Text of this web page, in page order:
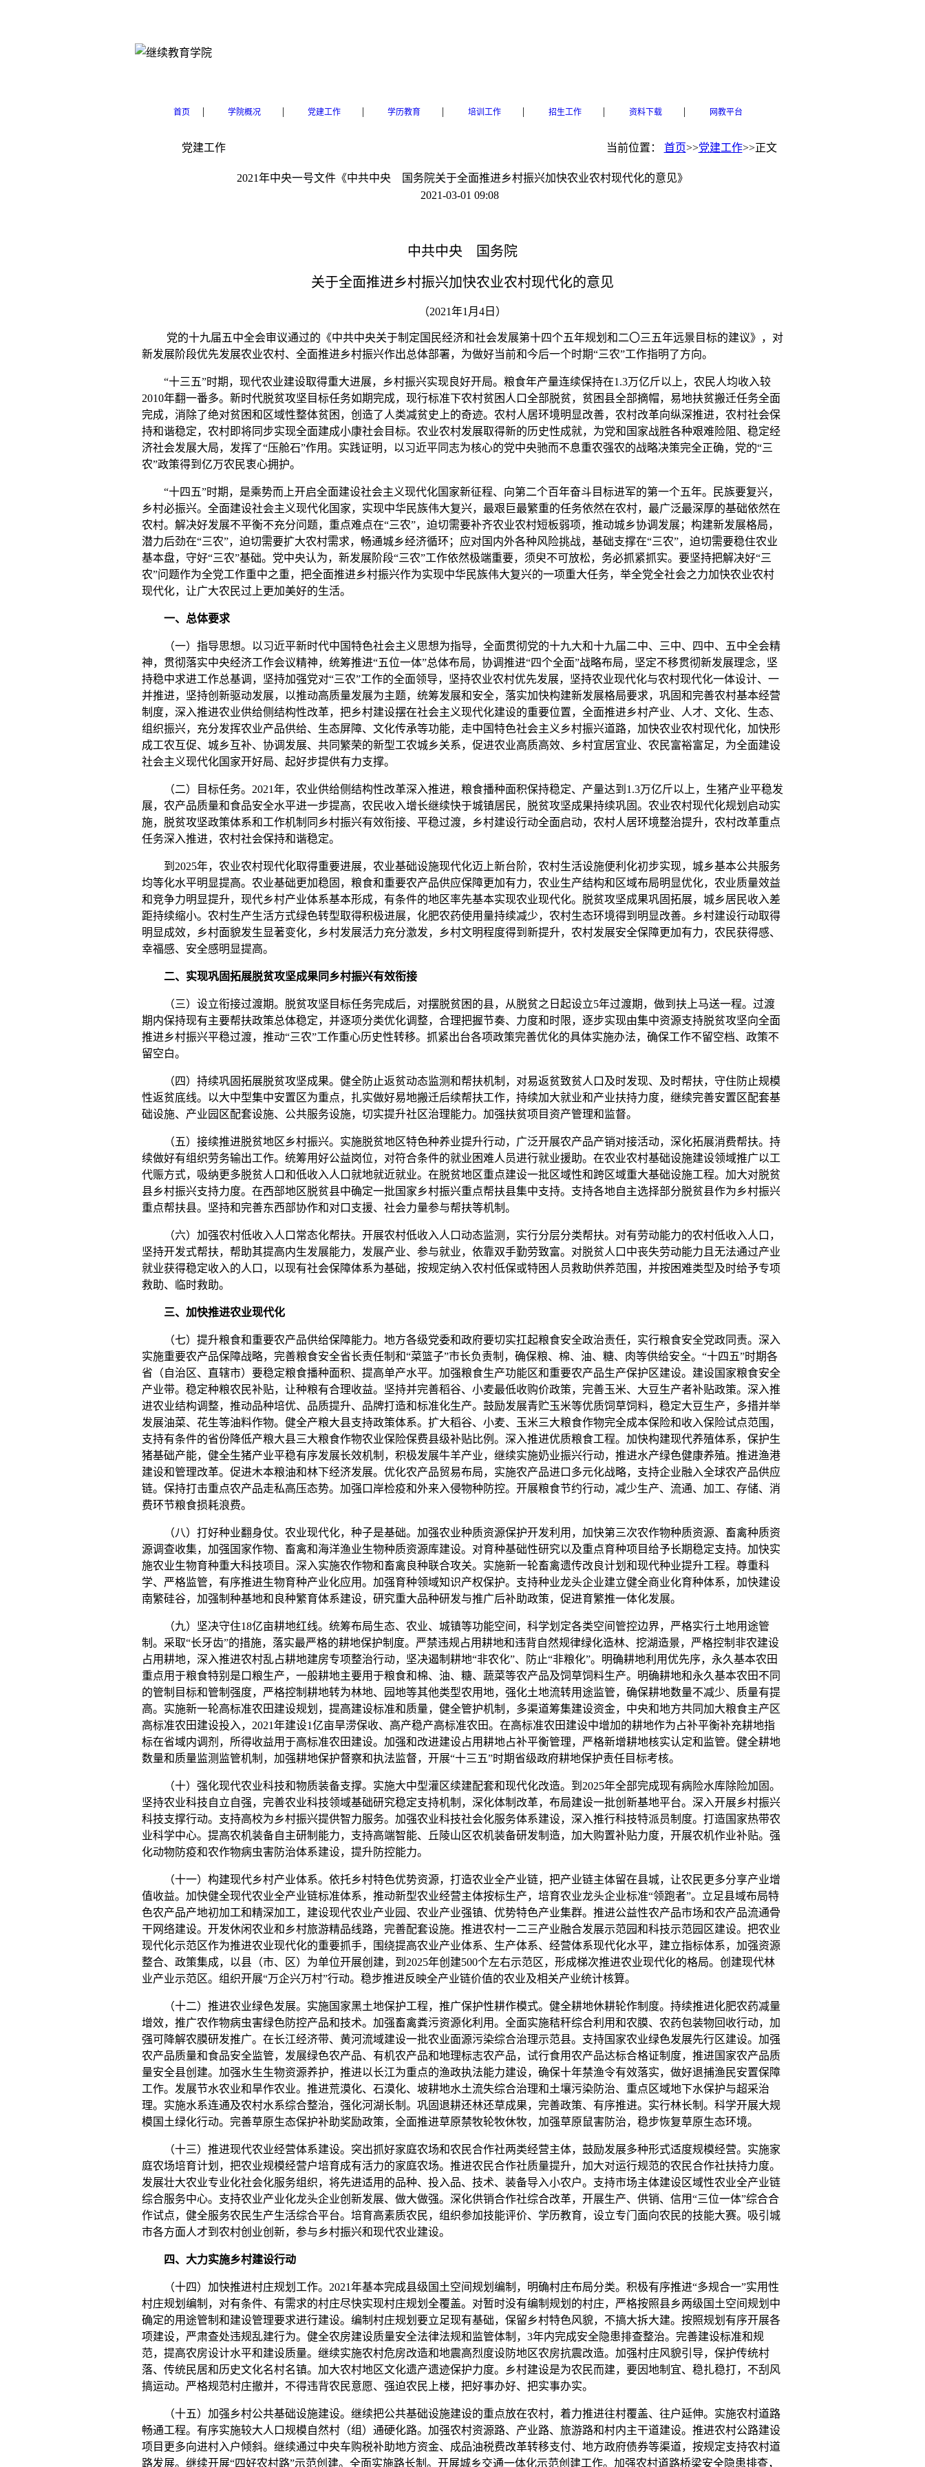
首页 | 学院概况 | 党建工作 | 学历教育 | 培训工作 | 招生工作 | 资料下载 | 网教平台
党建工作 当前位置： 首页>>党建工作>>正文
2021年中央一号文件《中共中央 国务院关于全面推进乡村振兴加快农业农村现代化的意见》
2021-03-01 09:08
中共中央 国务院
关于全面推进乡村振兴加快农业农村现代化的意见
（2021年1 月 4 日）
党的十九届五中全会审议通过的《中共中央关于制定国民经济和社会发展第十四个五年规划和二〇三五年远景目标的建议》，对
新发展阶段优先发展农业农村、全面推进乡村振兴作出总体部署，为做好当前和今后一个时期“三农”工作指明了方向。
“十三五”时期，现代农业建设取得重大进展，乡村振兴实现良好开局。粮食年产量连续保持在1.3万亿斤以上，农民人均收入较
2010年翻一番多。新时代脱贫攻坚目标任务如期完成，现行标准下农村贫困人口全部脱贫，贫困县全部摘帽，易地扶贫搬迁任务全面
完成，消除了绝对贫困和区域性整体贫困，创造了人类减贫史上的奇迹。农村人居环境明显改善，农村改革向纵深推进，农村社会保
持和谐稳定，农村即将同步实现全面建成小康社会目标。农业农村发展取得新的历史性成就，为党和国家战胜各种艰难险阻、稳定经
济社会发展大局，发挥了“压舱石”作用。实践证明，以习近平同志为核心的党中央驰而不息重农强农的战略决策完全正确，党的“三
农”政策得到亿万农民衷心拥护。
“十四五”时期，是乘势而上开启全面建设社会主义现代化国家新征程、向第二个百年奋斗目标进军的第一个五年。民族要复兴，
乡村必振兴。全面建设社会主义现代化国家，实现中华民族伟大复兴，最艰巨最繁重的任务依然在农村，最广泛最深厚的基础依然在
农村。解决好发展不平衡不充分问题，重点难点在“三农”，迫切需要补齐农业农村短板弱项，推动城乡协调发展；构建新发展格局，
潜力后劲在“三农”，迫切需要扩大农村需求，畅通城乡经济循环；应对国内外各种风险挑战，基础支撑在“三农”，迫切需要稳住农业
基本盘，守好“三农”基础。党中央认为，新发展阶段“三农”工作依然极端重要，须臾不可放松，务必抓紧抓实。要坚持把解决好“三
农”问题作为全党工作重中之重，把全面推进乡村振兴作为实现中华民族伟大复兴的一项重大任务，举全党全社会之力加快农业农村
现代化，让广大农民过上更加美好的生活。
一、总体要求
（一）指导思想。以习近平新时代中国特色社会主义思想为指导，全面贯彻党的十九大和十九届二中、三中、四中、五中全会精
神，贯彻落实中央经济工作会议精神，统筹推进“五位一体”总体布局，协调推进“四个全面”战略布局，坚定不移贯彻新发展理念，坚
持稳中求进工作总基调，坚持加强党对“三农”工作的全面领导，坚持农业农村优先发展，坚持农业现代化与农村现代化一体设计、一
并推进，坚持创新驱动发展，以推动高质量发展为主题，统筹发展和安全，落实加快构建新发展格局要求，巩固和完善农村基本经营
制度，深入推进农业供给侧结构性改革，把乡村建设摆在社会主义现代化建设的重要位置，全面推进乡村产业、人才、文化、生态、
组织振兴，充分发挥农业产品供给、生态屏障、文化传承等功能，走中国特色社会主义乡村振兴道路，加快农业农村现代化，加快形
成工农互促、城乡互补、协调发展、共同繁荣的新型工农城乡关系，促进农业高质高效、乡村宜居宜业、农民富裕富足，为全面建设
社会主义现代化国家开好局、起好步提供有力支撑。
（二）目标任务。 2021年，农业供给侧结构性改革深入推进，粮食播种面积保持稳定、产量达到 1.3万亿斤以上，生猪产业平稳发
展，农产品质量和食品安全水平进一步提高，农民收入增长继续快于城镇居民，脱贫攻坚成果持续巩固。农业农村现代化规划启动实
施，脱贫攻坚政策体系和工作机制同乡村振兴有效衔接、平稳过渡，乡村建设行动全面启动，农村人居环境整治提升，农村改革重点
任务深入推进，农村社会保持和谐稳定。
到 2025年，农业农村现代化取得重要进展，农业基础设施现代化迈上新台阶，农村生活设施便利化初步实现，城乡基本公共服务
均等化水平明显提高。农业基础更加稳固，粮食和重要农产品供应保障更加有力，农业生产结构和区域布局明显优化，农业质量效益
和竞争力明显提升，现代乡村产业体系基本形成，有条件的地区率先基本实现农业现代化。脱贫攻坚成果巩固拓展，城乡居民收入差
距持续缩小。农村生产生活方式绿色转型取得积极进展，化肥农药使用量持续减少，农村生态环境得到明显改善。乡村建设行动取得
明显成效，乡村面貌发生显著变化，乡村发展活力充分激发，乡村文明程度得到新提升，农村发展安全保障更加有力，农民获得感、
幸福感、安全感明显提高。
二、实现巩固拓展脱贫攻坚成果同乡村振兴有效衔接
（三）设立衔接过渡期。脱贫攻坚目标任务完成后，对摆脱贫困的县，从脱贫之日起设立5年过渡期，做到扶上马送一程。过渡
期内保持现有主要帮扶政策总体稳定，并逐项分类优化调整，合理把握节奏、力度和时限，逐步实现由集中资源支持脱贫攻坚向全面
推进乡村振兴平稳过渡，推动“三农”工作重心历史性转移。抓紧出台各项政策完善优化的具体实施办法，确保工作不留空档、政策不
留空白。
（四）持续巩固拓展脱贫攻坚成果。健全防止返贫动态监测和帮扶机制，对易返贫致贫人口及时发现、及时帮扶，守住防止规模
性返贫底线。以大中型集中安置区为重点，扎实做好易地搬迁后续帮扶工作，持续加大就业和产业扶持力度，继续完善安置区配套基
础设施、产业园区配套设施、公共服务设施，切实提升社区治理能力。加强扶贫项目资产管理和监督。
（五）接续推进脱贫地区乡村振兴。实施脱贫地区特色种养业提升行动，广泛开展农产品产销对接活动，深化拓展消费帮扶。持
续做好有组织劳务输出工作。统筹用好公益岗位，对符合条件的就业困难人员进行就业援助。在农业农村基础设施建设领域推广以工
代赈方式，吸纳更多脱贫人口和低收入人口就地就近就业。在脱贫地区重点建设一批区域性和跨区域重大基础设施工程。加大对脱贫
县乡村振兴支持力度。在西部地区脱贫县中确定一批国家乡村振兴重点帮扶县集中支持。支持各地自主选择部分脱贫县作为乡村振兴
重点帮扶县。坚持和完善东西部协作和对口支援、社会力量参与帮扶等机制。
（六）加强农村低收入人口常态化帮扶。开展农村低收入人口动态监测，实行分层分类帮扶。对有劳动能力的农村低收入人口，
坚持开发式帮扶，帮助其提高内生发展能力，发展产业、参与就业，依靠双手勤劳致富。对脱贫人口中丧失劳动能力且无法通过产业
就业获得稳定收入的人口，以现有社会保障体系为基础，按规定纳入农村低保或特困人员救助供养范围，并按困难类型及时给予专项
救助、临时救助。
三、加快推进农业现代化
（七）提升粮食和重要农产品供给保障能力。地方各级党委和政府要切实扛起粮食安全政治责任，实行粮食安全党政同责。深入
实施重要农产品保障战略，完善粮食安全省长责任制和“菜篮子”市长负责制，确保粮、棉、油、糖、肉等供给安全。“十四五”时期各
省（自治区、直辖市）要稳定粮食播种面积、提高单产水平。加强粮食生产功能区和重要农产品生产保护区建设。建设国家粮食安全
产业带。稳定种粮农民补贴，让种粮有合理收益。坚持并完善稻谷、小麦最低收购价政策，完善玉米、大豆生产者补贴政策。深入推
进农业结构调整，推动品种培优、品质提升、品牌打造和标准化生产。鼓励发展青贮玉米等优质饲草饲料，稳定大豆生产，多措并举
发展油菜、花生等油料作物。健全产粮大县支持政策体系。扩大稻谷、小麦、玉米三大粮食作物完全成本保险和收入保险试点范围，
支持有条件的省份降低产粮大县三大粮食作物农业保险保费县级补贴比例。深入推进优质粮食工程。加快构建现代养殖体系，保护生
猪基础产能，健全生猪产业平稳有序发展长效机制，积极发展牛羊产业，继续实施奶业振兴行动，推进水产绿色健康养殖。推进渔港
建设和管理改革。促进木本粮油和林下经济发展。优化农产品贸易布局，实施农产品进口多元化战略，支持企业融入全球农产品供应
链。保持打击重点农产品走私高压态势。加强口岸检疫和外来入侵物种防控。开展粮食节约行动，减少生产、流通、加工、存储、消
费环节粮食损耗浪费。
（八）打好种业翻身仗。农业现代化，种子是基础。加强农业种质资源保护开发利用，加快第三次农作物种质资源、畜禽种质资
源调查收集，加强国家作物、畜禽和海洋渔业生物种质资源库建设。对育种基础性研究以及重点育种项目给予长期稳定支持。加快实
施农业生物育种重大科技项目。深入实施农作物和畜禽良种联合攻关。实施新一轮畜禽遗传改良计划和现代种业提升工程。尊重科
学、严格监管，有序推进生物育种产业化应用。加强育种领域知识产权保护。支持种业龙头企业建立健全商业化育种体系，加快建设
南繁硅谷，加强制种基地和良种繁育体系建设，研究重大品种研发与推广后补助政策，促进育繁推一体化发展。
（九）坚决守住18亿亩耕地红线。统筹布局生态、农业、城镇等功能空间，科学划定各类空间管控边界，严格实行土地用途管
制。采取“长牙齿”的措施，落实最严格的耕地保护制度。严禁违规占用耕地和违背自然规律绿化造林、挖湖造景，严格控制非农建设
占用耕地，深入推进农村乱占耕地建房专项整治行动，坚决遏制耕地“非农化”、防止“非粮化”。明确耕地利用优先序，永久基本农田
重点用于粮食特别是口粮生产，一般耕地主要用于粮食和棉、油、糖、蔬菜等农产品及饲草饲料生产。明确耕地和永久基本农田不同
的管制目标和管制强度，严格控制耕地转为林地、园地等其他类型农用地，强化土地流转用途监管，确保耕地数量不减少、质量有提
高。实施新一轮高标准农田建设规划，提高建设标准和质量，健全管护机制，多渠道筹集建设资金，中央和地方共同加大粮食主产区
高标准农田建设投入， 2021年建设1亿亩旱涝保收、高产稳产高标准农田。在高标准农田建设中增加的耕地作为占补平衡补充耕地指
标在省域内调剂，所得收益用于高标准农田建设。加强和改进建设占用耕地占补平衡管理，严格新增耕地核实认定和监管。健全耕地
数量和质量监测监管机制，加强耕地保护督察和执法监督，开展“十三五”时期省级政府耕地保护责任目标考核。
（十）强化现代农业科技和物质装备支撑。实施大中型灌区续建配套和现代化改造。到 2025年全部完成现有病险水库除险加固。
坚持农业科技自立自强，完善农业科技领域基础研究稳定支持机制，深化体制改革，布局建设一批创新基地平台。深入开展乡村振兴
科技支撑行动。支持高校为乡村振兴提供智力服务。加强农业科技社会化服务体系建设，深入推行科技特派员制度。打造国家热带农
业科学中心。提高农机装备自主研制能力，支持高端智能、丘陵山区农机装备研发制造，加大购置补贴力度，开展农机作业补贴。强
化动物防疫和农作物病虫害防治体系建设，提升防控能力。
（十一）构建现代乡村产业体系。依托乡村特色优势资源，打造农业全产业链，把产业链主体留在县城，让农民更多分享产业增
值收益。加快健全现代农业全产业链标准体系，推动新型农业经营主体按标生产，培育农业龙头企业标准“领跑者”。立足县域布局特
色农产品产地初加工和精深加工，建设现代农业产业园、农业产业强镇、优势特色产业集群。推进公益性农产品市场和农产品流通骨
干网络建设。开发休闲农业和乡村旅游精品线路，完善配套设施。推进农村一二三产业融合发展示范园和科技示范园区建设。把农业
现代化示范区作为推进农业现代化的重要抓手，围绕提高农业产业体系、生产体系、经营体系现代化水平，建立指标体系，加强资源
整合、政策集成，以县（市、区）为单位开展创建，到 2025年创建500个左右示范区，形成梯次推进农业现代化的格局。创建现代林
业产业示范区。组织开展“万企兴万村”行动。稳步推进反映全产业链价值的农业及相关产业统计核算。
（十二）推进农业绿色发展。实施国家黑土地保护工程，推广保护性耕作模式。健全耕地休耕轮作制度。持续推进化肥农药减量
增效，推广农作物病虫害绿色防控产品和技术。加强畜禽粪污资源化利用。全面实施秸秆综合利用和农膜、农药包装物回收行动，加
强可降解农膜研发推广。在长江经济带、黄河流域建设一批农业面源污染综合治理示范县。支持国家农业绿色发展先行区建设。加强
农产品质量和食品安全监管，发展绿色农产品、有机农产品和地理标志农产品，试行食用农产品达标合格证制度，推进国家农产品质
量安全县创建。加强水生生物资源养护，推进以长江为重点的渔政执法能力建设，确保十年禁渔令有效落实，做好退捕渔民安置保障
工作。发展节水农业和旱作农业。推进荒漠化、石漠化、坡耕地水土流失综合治理和土壤污染防治、重点区域地下水保护与超采治
理。实施水系连通及农村水系综合整治，强化河湖长制。巩固退耕还林还草成果，完善政策、有序推进。实行林长制。科学开展大规
模国土绿化行动。完善草原生态保护补助奖励政策，全面推进草原禁牧轮牧休牧，加强草原鼠害防治，稳步恢复草原生态环境。
（十三）推进现代农业经营体系建设。突出抓好家庭农场和农民合作社两类经营主体，鼓励发展多种形式适度规模经营。实施家
庭农场培育计划，把农业规模经营户培育成有活力的家庭农场。推进农民合作社质量提升，加大对运行规范的农民合作社扶持力度。
发展壮大农业专业化社会化服务组织，将先进适用的品种、投入品、技术、装备导入小农户。支持市场主体建设区域性农业全产业链
综合服务中心。支持农业产业化龙头企业创新发展、做大做强。深化供销合作社综合改革，开展生产、供销、信用“三位一体”综合合
作试点，健全服务农民生产生活综合平台。培育高素质农民，组织参加技能评价、学历教育，设立专门面向农民的技能大赛。吸引城
市各方面人才到农村创业创新，参与乡村振兴和现代农业建设。
四、大力实施乡村建设行动
（十四）加快推进村庄规划工作。 2021年基本完成县级国土空间规划编制，明确村庄布局分类。积极有序推进“多规合一”实用性
村庄规划编制，对有条件、有需求的村庄尽快实现村庄规划全覆盖。对暂时没有编制规划的村庄，严格按照县乡两级国土空间规划中
确定的用途管制和建设管理要求进行建设。编制村庄规划要立足现有基础，保留乡村特色风貌，不搞大拆大建。按照规划有序开展各
项建设，严肃查处违规乱建行为。健全农房建设质量安全法律法规和监管体制， 3年内完成安全隐患排查整治。完善建设标准和规
范，提高农房设计水平和建设质量。继续实施农村危房改造和地震高烈度设防地区农房抗震改造。加强村庄风貌引导，保护传统村
落、传统民居和历史文化名村名镇。加大农村地区文化遗产遗迹保护力度。乡村建设是为农民而建，要因地制宜、稳扎稳打，不刮风
搞运动。严格规范村庄撤并，不得违背农民意愿、强迫农民上楼，把好事办好、把实事办实。
（十五）加强乡村公共基础设施建设。继续把公共基础设施建设的重点放在农村，着力推进往村覆盖、往户延伸。实施农村道路
畅通工程。有序实施较大人口规模自然村（组）通硬化路。加强农村资源路、产业路、旅游路和村内主干道建设。推进农村公路建设
项目更多向进村入户倾斜。继续通过中央车购税补助地方资金、成品油税费改革转移支付、地方政府债券等渠道，按规定支持农村道
路发展。继续开展“四好农村路”示范创建。全面实施路长制。开展城乡交通一体化示范创建工作。加强农村道路桥梁安全隐患排查，